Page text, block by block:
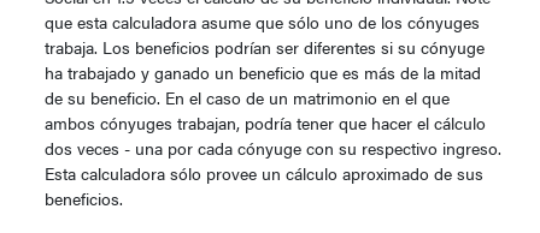
que esta calculadora asume que sólo uno de los cónyuges
trabaja. Los beneficios podrían ser diferentes si su cónyuge
ha trabajado y ganado un beneficio que es más de la mitad
de su beneficio. En el caso de un matrimonio en el que
ambos cónyuges trabajan, podría tener que hacer el cálculo
dos veces - una por cada cónyuge con su respectivo ingreso.
Esta calculadora sólo provee un cálculo aproximado de sus
beneficios.